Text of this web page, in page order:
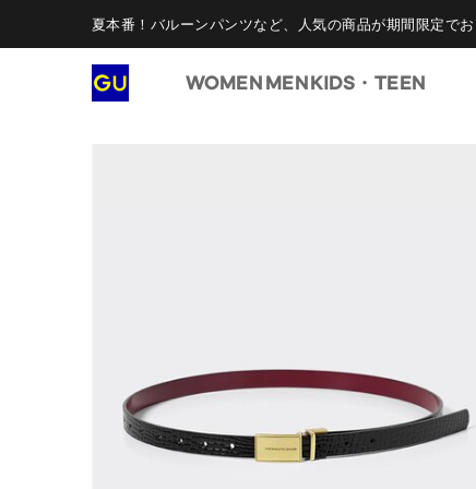
夏本番！バルーンパンツなど、人気の商品が期間限定でお
WOMEN MENKIDS・TEEN